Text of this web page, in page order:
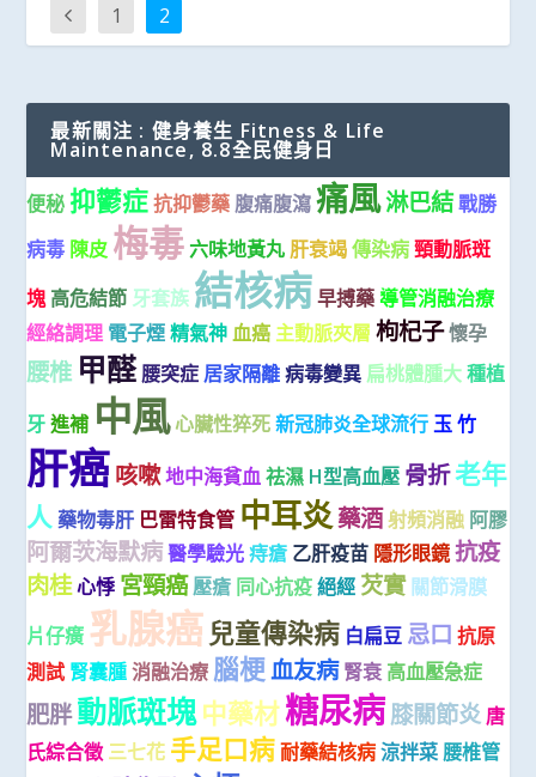
1 2
最新關注 : 健身養生 Fitness & Life
Maintenance, 8.8全民健身日
便秘 抑鬱症 抗抑鬱藥 腹痛腹瀉 痛風淋巴結戰勝
病毒 陳皮 梅毒 六味地黃丸 肝衰竭 傳染病 頸動脈斑
塊 高危結節 牙套族 結核病 早搏藥 導管消融治療
經絡調理 電子煙 精氣神 血癌 主動脈夾層 枸杞子懷孕
腰椎 甲醛 腰突症 居家隔離 病毒變異 扁桃體腫大 種植
牙 進補 中風心臟性猝死 新冠肺炎全球流行 玉 竹
肝癌咳嗽地中海貧血 祛濕 H型高血壓 骨折老年
人 藥物毒肝 巴雷特食管 中耳炎藥酒射頻消融 阿膠
阿爾茨海默病 醫學驗光 痔瘡 乙肝疫苗 隱形眼鏡抗疫
肉桂心悸 宮頸癌壓瘡 同心抗疫 絕經 芡實 關節滑膜
片仔癀 乳腺癌 兒童傳染病 白扁豆 忌口 抗原
測試 腎囊腫 消融治療 腦梗血友病 腎衰 高血壓急症
肥胖動脈斑塊中藥材糖尿病膝關節炎 唐
氏綜合徵 三七花 手足口病 耐藥結核病 涼拌菜 腰椎管